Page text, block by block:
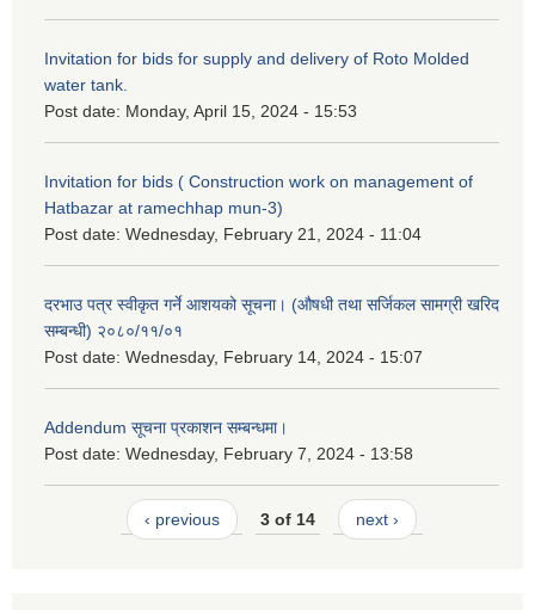
Invitation for bids for supply and delivery of Roto Molded
water tank.
Post date: Monday, April 15, 2024 - 15:53
Invitation for bids ( Construction work on management of
Hatbazar at ramechhap mun-3)
Post date: Wednesday, February 21, 2024 - 11:04
दरभाउ पत्र स्वीकृत गर्ने आशयको सूचना। (औषधी तथा सर्जिकल सामग्री खरिद
सम्बन्धी) २०८०/११/०१
Post date: Wednesday, February 14, 2024 - 15:07
Addendum सूचना प्रकाशन सम्बन्धमा।
Post date: Wednesday, February 7, 2024 - 13:58
‹ previous 3 of 14 next ›